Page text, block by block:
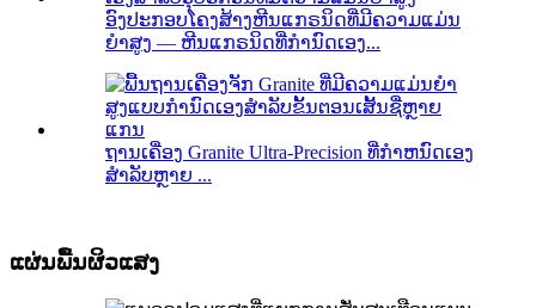
ອົງປະກອບໂຄງສ້າງຫີນແກຣນິດທີ່ມີຄວາມແມ່ນ
ຍໍາສູງ — ຫີນແກຣນິດທີ່ກຳນົດເອງ...
ຖານເຄື່ອງ Granite Ultra-Precision ທີ່ກໍາຫນົດເອງ
ສໍາລັບຫຼາຍ ...
ແຜ່ນພື້ນຜິວແສງ